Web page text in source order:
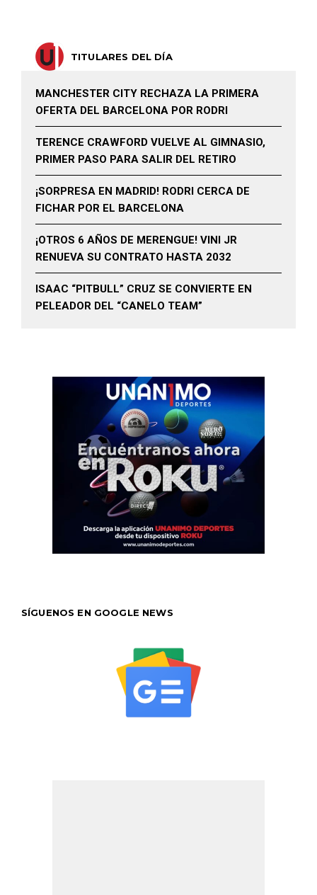
TITULARES DEL DÍA
MANCHESTER CITY RECHAZA LA PRIMERA
OFERTA DEL BARCELONA POR RODRI
TERENCE CRAWFORD VUELVE AL GIMNASIO,
PRIMER PASO PARA SALIR DEL RETIRO
¡SORPRESA EN MADRID! RODRI CERCA DE
FICHAR POR EL BARCELONA
¡OTROS 6 AÑOS DE MERENGUE! VINI JR
RENUEVA SU CONTRATO HASTA 2032
ISAAC “PITBULL” CRUZ SE CONVIERTE EN
PELEADOR DEL “CANELO TEAM”
SÍGUENOS EN GOOGLE NEWS